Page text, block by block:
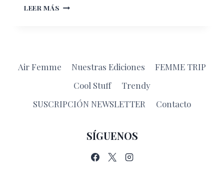
LEER MÁS NOCHE
Air Femme Nuestras Ediciones
FEMME TRIP
Cool Stuff
Trendy
SUSCRIPCIÓN NEWSLETTER
Contacto
SÍGUENOS